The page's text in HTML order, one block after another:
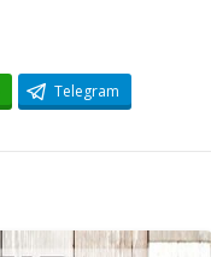
Telegram